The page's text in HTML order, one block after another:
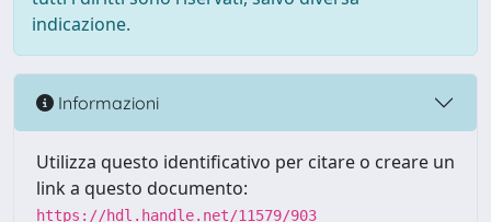
indicazione.
Informazioni
Utilizza questo identificativo per citare o creare un
link a questo documento:
https://hdl.handle.net/11579/903